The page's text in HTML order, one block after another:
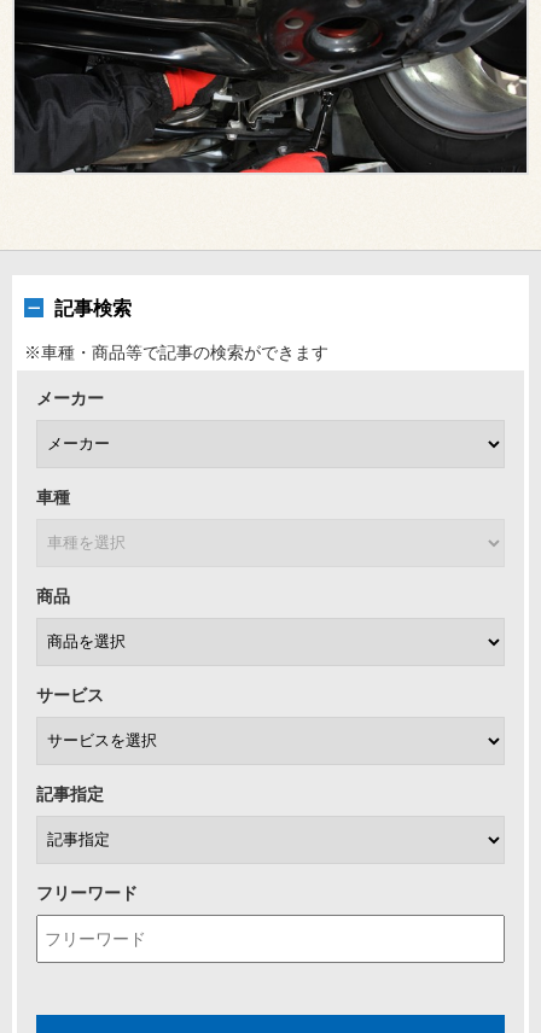
記事検索
※車種・商品等で記事の検索ができます
メーカー
車種
商品
サービス
記事指定
フリーワード